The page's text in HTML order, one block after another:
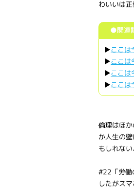
わいいは
●関連
▶ここは
▶ここは
▶ここは
▶ここは
倫理はほ
か人生の
もしれな
#22「労働
したがス